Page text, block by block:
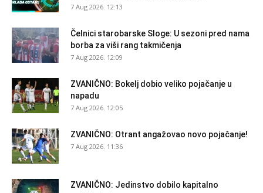
7 Aug 2026. 12:13
Čelnici starobarske Sloge: U sezoni pred nama
borba za viši rang takmičenja
7 Aug 2026. 12:09
ZVANIČNO: Bokelj dobio veliko pojačanje u
napadu
7 Aug 2026. 12:05
ZVANIČNO: Otrant angažovao novo pojačanje!
7 Aug 2026. 11:36
ZVANIČNO: Jedinstvo dobilo kapitalno